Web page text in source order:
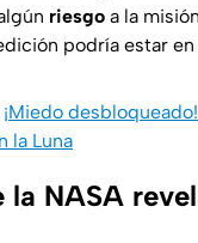
riesgo a la
podría estar
¡Miedo
la Luna
la NASA